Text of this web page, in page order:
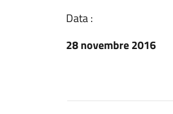
Data :
28 novembre 2016